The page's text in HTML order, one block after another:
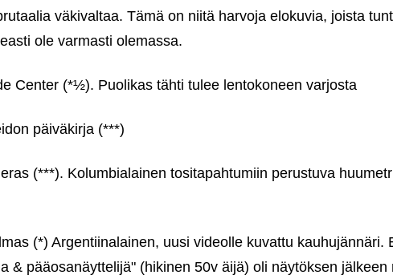
väkivaltaa. Tämä on niitä harvoja elokuvia, joista
ole varmasti olemassa.
Center (*½). Puolikas tähti tulee lentokoneen varjosta
päiväkirja (***)
(***). Kolumbialainen tositapahtumiin perustuva
(*) Argentiinalainen, uusi videolle kuvattu kauhujännäri.
& pääosanäyttelijä" (hikinen 50v äijä) oli näytöksen jälkeen